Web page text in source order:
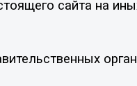
сайта на